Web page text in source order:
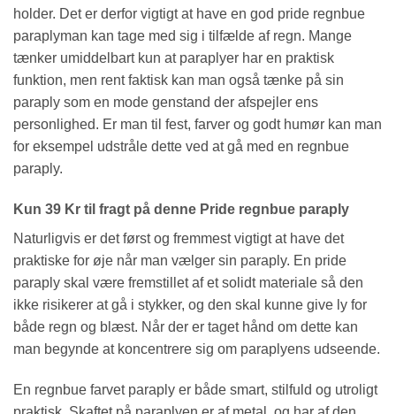
holder. Det er derfor vigtigt at have en god pride regnbue
paraplyman kan tage med sig i tilfælde af regn. Mange
tænker umiddelbart kun at paraplyer har en praktisk
funktion, men rent faktisk kan man også tænke på sin
paraply som en mode genstand der afspejler ens
personlighed. Er man til fest, farver og godt humør kan man
for eksempel udstråle dette ved at gå med en regnbue
paraply.
Kun 39 Kr til fragt på denne Pride regnbue paraply
Naturligvis er det først og fremmest vigtigt at have det
praktiske for øje når man vælger sin paraply. En pride
paraply skal være fremstillet af et solidt materiale så den
ikke risikerer at gå i stykker, og den skal kunne give ly for
både regn og blæst. Når der er taget hånd om dette kan
man begynde at koncentrere sig om paraplyens udseende.
En regnbue farvet paraply er både smart, stilfuld og utroligt